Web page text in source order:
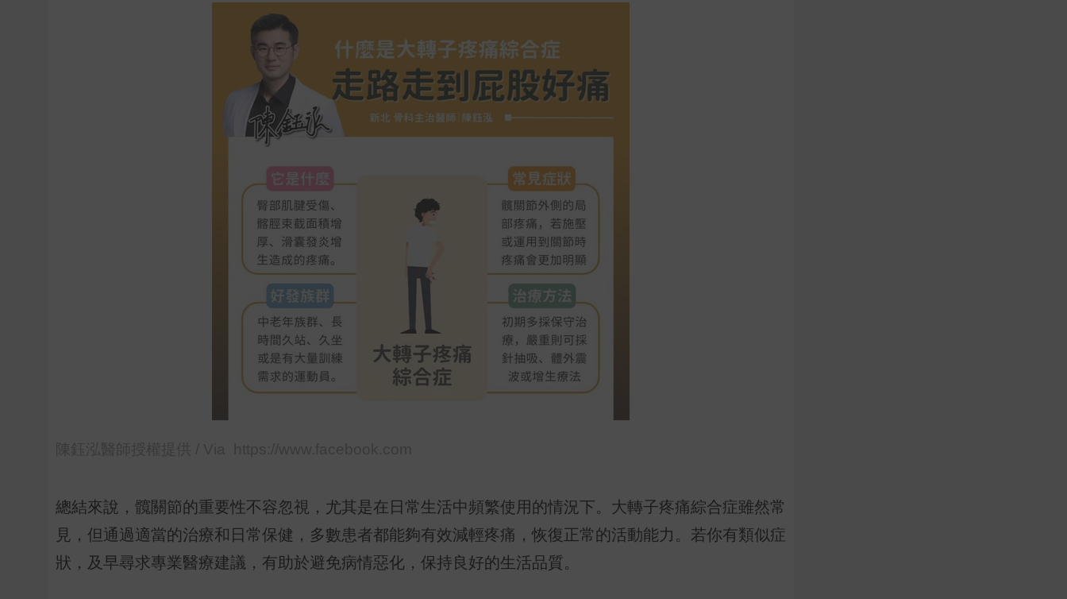
總結來說，髖關節的重要性不容忽視，尤其是在日常生活中頻繁使用的情況下。大轉子疼痛綜合症雖然常
見，但通過適當的治療和日常保健，多數患者都能夠有效減輕疼痛，恢復正常的活動能力。若你有類似症
狀，及早尋求專業醫療建議，有助於避免病情惡化，保持良好的生活品質。